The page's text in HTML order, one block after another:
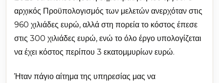
αρχικός Προϋπολογισμός των μελετών ανερχόταν στις
960 χιλιάδες ευρώ, αλλά στη πορεία το κόστος έπεσε
στις 300 χιλιάδες ευρώ, ενώ το όλο έργο υπολογίζεται
να έχει κόστος περίπου 3 εκατομμυρίων ευρώ.
Ήταν πάγιο αίτημα της υπηρεσίας μας να